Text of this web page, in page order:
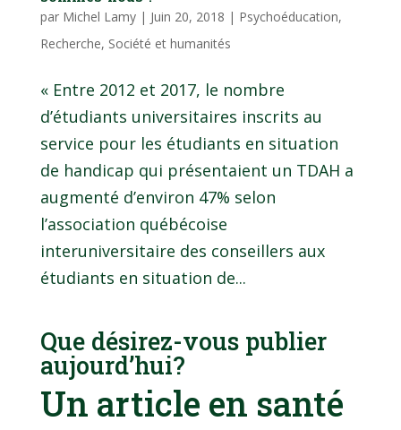
par Michel Lamy| Juin 20, 2018 | Psychoéducation,
Recherche, Société et humanités
« Entre 2012 et 2017, le nombre
d’étudiants universitaires inscrits au
service pour les étudiants en situation
de handicap qui présentaient un TDAH a
augmenté d’environ 47% selon
l’association québécoise
interuniversitaire des conseillers aux
étudiants en situation de...
Que désirez-vous publier
aujourd’hui?
Un article en santé